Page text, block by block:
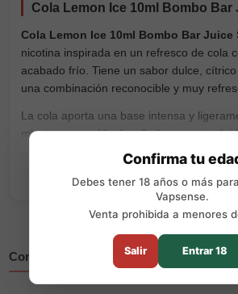
Cola Lemon Ice 10ml Bombo Bar
Cola Lemon Ice 10ml Bombo Bar Juice
nicotina inspirada en un refresco de cola
acabado frío. Tiene un sabor dulce,
una combinación reconocible y muy
La cola aporta una base intensa y
mientras que el limón añade un punto
mezcla más viva. El efecto ice completa
frío que equilibra el dulzor y refuerza la
Características principales
Nicotina disponible: 10mg y 20mg
Completa tu compra
Confirma tu
Debes tener 18 años o más
Vapsense.
Venta prohibida a menores
Salir Entrar 18